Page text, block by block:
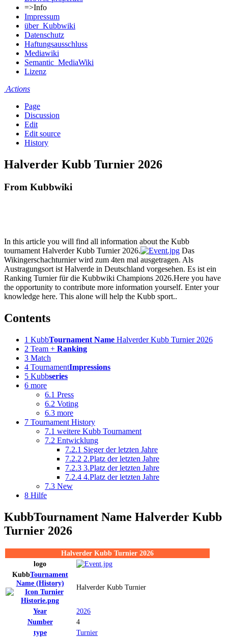
=>Info
Impressum
über_Kubbwiki
Datenschutz
Haftungsausschluss
Mediawiki
Semantic_MediaWiki
Lizenz
Actions
Page
Discussion
Edit
Edit source
History
Halverder Kubb Turnier 2026
From Kubbwiki
In this article you will find all information about the Kubb
tournament Halverder Kubb Turnier 2026.
Das
Wikingerschachturnier wird zum 4ten mal ausgetragen. Als
Austragungsort ist Halverde in Deutschland vorgesehen. Es ist ein
Ranking Turnier für die Kubbwiki Champions 2026.Here you have
the opportunity to contribute more information yourself. Enter your
knowledge here. This alone will help the Kubb sport..
Contents
1 KubbTournament Name Halverder Kubb Turnier 2026
2 Team + Ranking
3 Match
4 TournamentImpressions
5 Kubbseries
6 more
6.1 Press
6.2 Voting
6.3 more
7 Tournament History
7.1 weitere Kubb Tournament
7.2 Entwicklung
7.2.1 Sieger der letzten Jahre
7.2.2 2.Platz der letzten Jahre
7.2.3 3.Platz der letzten Jahre
7.2.4 4.Platz der letzten Jahre
7.3 New
8 Hilfe
KubbTournament Name Halverder Kubb
Turnier 2026
Halverder Kubb Turnier 2026
logo
KubbTournament
Name(History) Halverder Kubb Turnier
Year
2026
Number
4
type
Turnier